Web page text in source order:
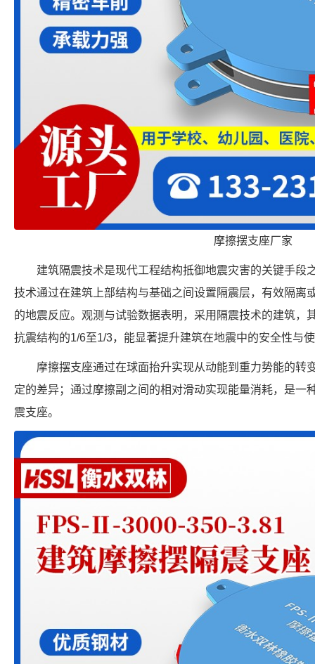
摩擦摆支座厂家
建筑隔震技术是现代工程结构抵御地震灾害的关键手段
技术通过在建筑上部结构与基础之间设置隔震层，有效隔离
的地震反应。观测与试验数据表明，采用隔震技术的建筑，
抗震结构的1/6至1/3，能显著提升建筑在地震中的安全性与
摩擦摆支座通过在球面抬升实现从动能到重力势能的转
定的差异；通过摩擦副之间的相对滑动实现能量消耗，是一
震支座。